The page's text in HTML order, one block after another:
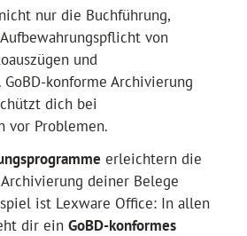
nur die Buchführung,
von
und
konforme Archivierung
dich bei
vor Problemen.
erleichtern die
deiner Belege
ist Lexware Office: In allen
dir ein GoBD-konformes